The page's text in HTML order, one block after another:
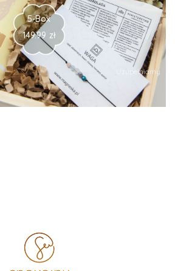
Uzupełniamy
5-Box
149.99 zł